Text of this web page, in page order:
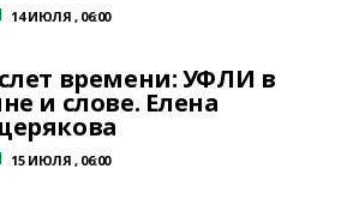
14 ИЮЛЯ , 06:00
времени: УФЛИ в
и слове. Елена
15 ИЮЛЯ , 06:00